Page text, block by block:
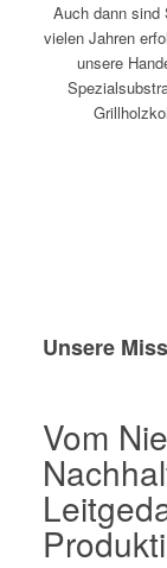
Auch dann sind
vielen Jahren
unsere
Unsere
Vom